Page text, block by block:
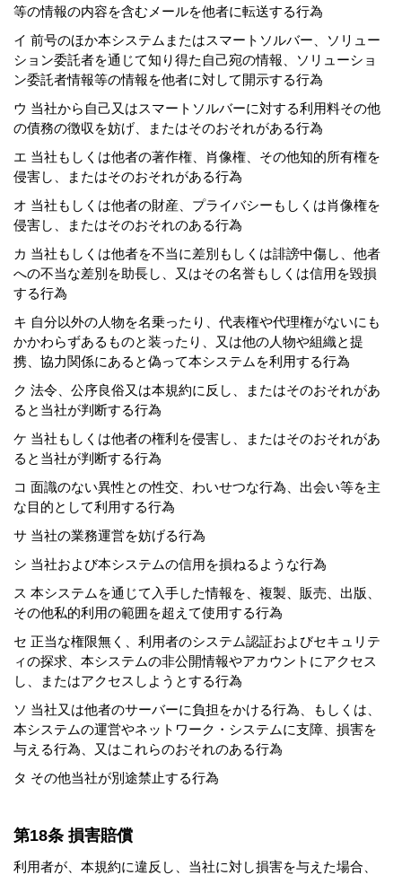
等の情報の内容を含むメールを他者に転送する行為
イ 前号のほか本システムまたはスマートソルバー、ソリュー
ション委託者を通じて知り得た自己宛の情報、ソリューショ
ン委託者情報等の情報を他者に対して開示する行為
ウ 当社から自己又はスマートソルバーに対する利用料その他
の債務の徴収を妨げ、またはそのおそれがある行為
エ 当社もしくは他者の著作権、肖像権、その他知的所有権を
侵害し、またはそのおそれがある行為
オ 当社もしくは他者の財産、プライバシーもしくは肖像権を
侵害し、またはそのおそれのある行為
カ 当社もしくは他者を不当に差別もしくは誹謗中傷し、他者
への不当な差別を助長し、又はその名誉もしくは信用を毀損
する行為
キ 自分以外の人物を名乗ったり、代表権や代理権がないにも
かかわらずあるものと装ったり、又は他の人物や組織と提
携、協力関係にあると偽って本システムを利用する行為
ク 法令、公序良俗又は本規約に反し、またはそのおそれがあ
ると当社が判断する行為
ケ 当社もしくは他者の権利を侵害し、またはそのおそれがあ
ると当社が判断する行為
コ 面識のない異性との性交、わいせつな行為、出会い等を主
な目的として利用する行為
サ 当社の業務運営を妨げる行為
シ 当社および本システムの信用を損ねるような行為
ス 本システムを通じて入手した情報を、複製、販売、出版、
その他私的利用の範囲を超えて使用する行為
セ 正当な権限無く、利用者のシステム認証およびセキュリテ
ィの探求、本システムの非公開情報やアカウントにアクセス
し、またはアクセスしようとする行為
ソ 当社又は他者のサーバーに負担をかける行為、もしくは、
本システムの運営やネットワーク・システムに支障、損害を
与える行為、又はこれらのおそれのある行為
タ その他当社が別途禁止する行為
第18条 損害賠償
利用者が、本規約に違反し、当社に対し損害を与えた場合、